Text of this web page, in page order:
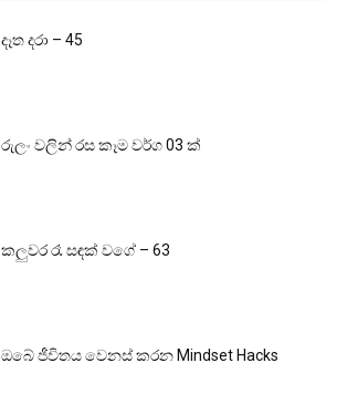
දෑත දරා – 45
රුලං වලින් රස කෑම වර්ග 03 ක්
කලුවර රෑ සඳක් වගේ – 63
ඔබේ ජීවිතය වෙනස් කරන Mindset Hacks